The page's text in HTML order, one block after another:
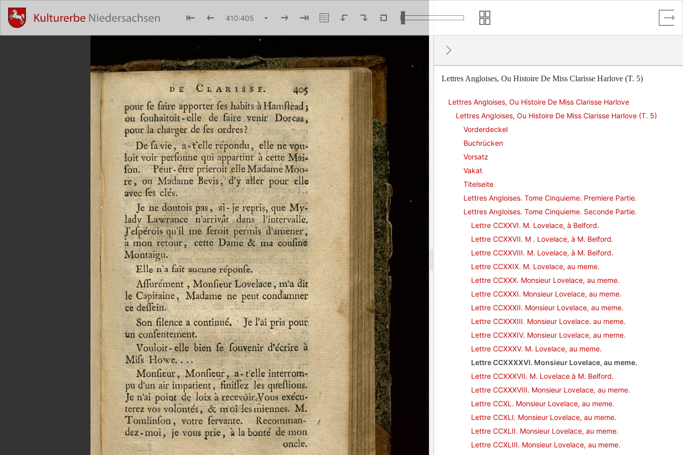
Lettres Angloises, Ou Histoire De Miss Clarisse Harlove (T. 5)
Lettres Angloises, Ou Histoire De Miss Clarisse Harlove
Lettres Angloises, Ou Histoire De Miss Clarisse Harlove (T. 5)
Vorderdeckel
Buchrücken
Vorsatz
Vakat
Titelseite
Lettres Angloises. Tome Cinquieme. Premiere Partie.
Lettres Angloises. Tome Cinquieme. Seconde Partie.
Lettre CCXXVI. M. Lovelace, à Belford.
Lettre CCXXVII. M . Lovelace, à M. Belford.
Lettre CCXXVIII. M. Lovelace, à M. Belford.
Lettre CCXXIX. M. Lovelace, au meme.
Lettre CCXXX. Monsieur Lovelace, au meme.
Lettre CCXXXI. Monsieur Lovelace, au meme.
Lettre CCXXXII. Monsieur Lovelace, au meme.
Lettre CCXXXIII. Monsieur Lovelace. au meme.
Lettre CCXXXIV. Monsieur Lovelace, au meme.
Lettre CCXXXV. M. Lovelace, au meme.
Lettre CCXXXXVI. Monsieur Lovelace, au meme.
Lettre CCXXXVII. M. Lovelace à M. Belford.
Lettre CCXXXVIII. Monsieur Lovelace, au meme.
Lettre CCXL. Monsieur Lovelace, au meme.
Lettre CCXLI. Monsieur Lovelace, au meme.
Lettre CCXLII. Monsieur Lovelace, au meme.
Lettre CCXLIII. Monsieur Lovelace, au meme.